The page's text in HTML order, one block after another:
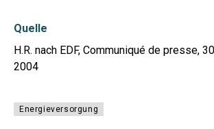
Quelle
H.R. nach EDF, Communiqué de presse,
2004
Energieversorgung